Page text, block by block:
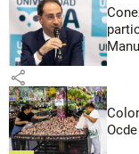
share